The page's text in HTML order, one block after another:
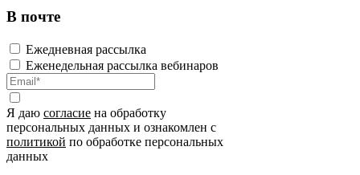
В почте
Ежедневная рассылка
Еженедельная рассылка вебинаров
Я даю согласие на обработку
персональных данных и ознакомлен с
политикой по обработке персональных
данных